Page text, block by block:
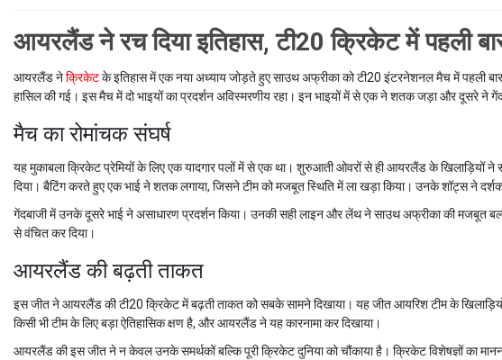
आयरलैंड ने रच दिया इतिहास, टी20 क्रिकेट में पहली
आयरलैंड नेक्रिकेटके इतिहास में एक नया अध्याय जोड़ते हुए साउथ अफ्रीका को टी20 इंटरनेशनल मैच में पहली
हासिल की गई। इस मैच में दो भाइयों का प्रदर्शन अविस्मरणीय रहा। इन भाइयों में से एक ने शतक जड़ा और दूसरे ने
मैच का रोमांचक संघर्ष
यह मुकाबला क्रिकेट प्रेमियों के लिए एक यादगार पलों में से एक था। शुरुआती ओवरों से ही आयरलैंड के खिलाड़ियों
दिया। बैटिंग करते हुए एक भाई ने शतक लगाया, जिसने टीम को मजबूत स्थिति में ला खड़ा किया। उनके शॉट्स ने
गेंदबाजी में उनके दूसरे भाई ने असाधारण प्रदर्शन किया। उनकी सही लाइन और लेंथ ने साउथ अफ्रीका की मजबूत
से वंचित कर दिया।
आयरलैंड की बढ़ती ताकत
इस जीत ने आयरलैंड की टी20 क्रिकेट में बढ़ती ताकत को सबके सामने दिखाया। यह जीत आयरिश टीम के
किसी भी टीम के लिए बड़ा ऐतिहासिक क्षण है, और आयरलैंड ने यह कारनामा कर दिखाया।
आयरलैंड की इस जीत ने न केवल उनके समर्थकों बल्कि पूरी क्रिकेट दुनिया को चौंकाया है। क्रिकेट विशेषज्ञों का